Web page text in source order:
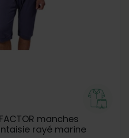
manches
rayé marine